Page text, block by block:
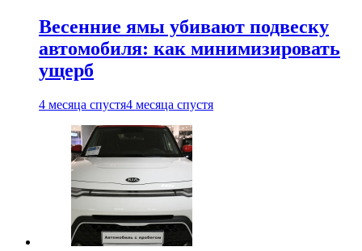
Весенние ямы убивают подвеску
автомобиля: как минимизировать
ущерб
4 месяца спустя4 месяца спустя